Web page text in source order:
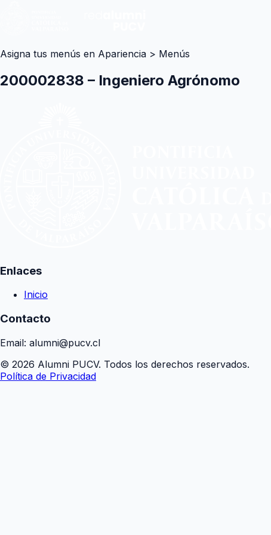
Asigna tus menús en Apariencia > Menús
200002838 – Ingeniero Agrónomo
Enlaces
Inicio
Contacto
Email: alumni@pucv.cl
© 2026 Alumni PUCV. Todos los derechos reservados.
Política de Privacidad